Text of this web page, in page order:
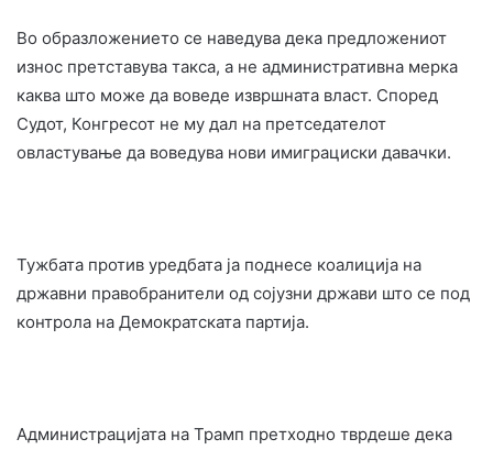
Во образложението се наведува дека предложениот
износ претставува такса, а не административна мерка
каква што може да воведе извршната власт. Според
Судот, Конгресот не му дал на претседателот
овластување да воведува нови имиграциски давачки.
Тужбата против уредбата ја поднесе коалиција на
државни правобранители од сојузни држави што се под
контрола на Демократската партија.
Администрацијата на Трамп претходно тврдеше дека